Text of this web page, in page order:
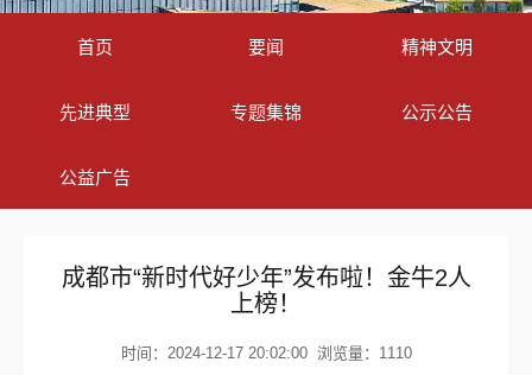
首页 要闻 精神文明
先进典型 专题集锦 公示公告
公益广告
成都市“新时代好少年”发布啦！金牛2人
上榜！
时间：2024-12-17 20:02:00浏览量：1110